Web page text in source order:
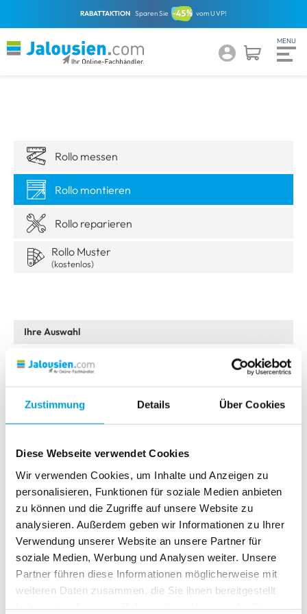
Zustimmung Details Über Cookies
Diese Webseite verwendet Cookies
Wir verwenden Cookies, um Inhalte und Anzeigen zu
personalisieren, Funktionen für soziale Medien anbieten
zu können und die Zugriffe auf unsere Website zu
analysieren. Außerdem geben wir Informationen zu Ihrer
Verwendung unserer Website an unsere Partner für
soziale Medien, Werbung und Analysen weiter. Unsere
Partner führen diese Informationen möglicherweise mit
weiteren Daten zusammen, die Sie ihnen bereitgestellt
RABATTAKTION Sparen Sie vom UVP!
Rollo messen
Rollo montieren
Rollo reparieren
Rollo Muster
(kostenlos)
Bitte wählen Sie Ihr Modell
Classic
Absolute R1 mit PVC-Klemmträgern
Absolute R1 mit PVC-Klemmträgern und Seitenführung
Absolute R2
Absolute R2 mit Trägerprofil und Seitenführung
Absolute R2 mit PVC-Klemmträgern
Download als PDF